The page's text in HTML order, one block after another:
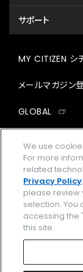
サポート
MY CITIZEN シ
メールマガジン
GLOBAL
プ
Amazon Pay
We use
For more
related
Privacy Policy
please review
selection. You
accessing the
this site.